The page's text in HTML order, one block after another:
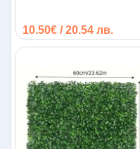
10.50€ / 20.54 лв.